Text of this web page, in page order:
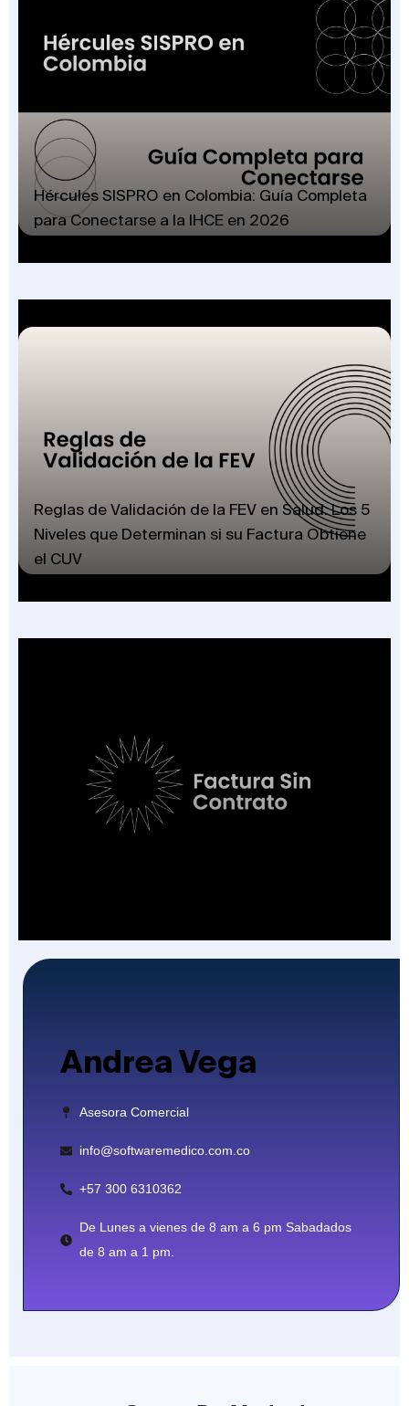
Hércules SISPRO en Colombia: Guía Completa
para Conectarse a la IHCE en 2026
Reglas de Validación de la FEV en Salud: Los 5
Niveles que Determinan si su Factura Obtiene
el CUV
Andrea Vega
Asesora Comercial
info@softwaremedico.com.co
+57 300 6310362
De Lunes a vienes de 8 am a 6 pm Sabadados
de 8 am a 1 pm.